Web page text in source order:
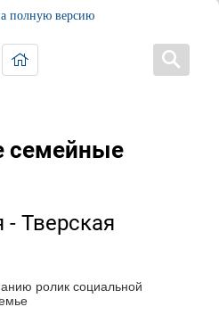
полную версию
семейные
Тверская
ролик социальной